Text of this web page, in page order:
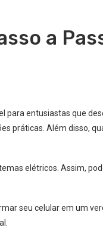
a
para entusiastas que
práticas. Além disso,
elétricos. Assim,
seu celular em um